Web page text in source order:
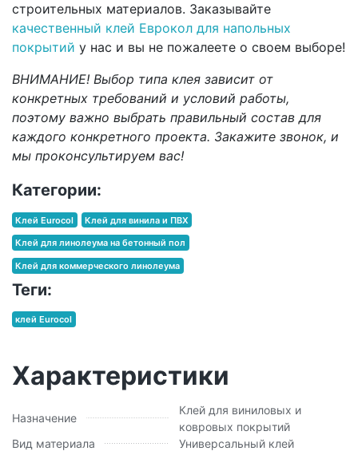
строительных материалов. Заказывайте
качественный клей Еврокол для напольных
покрытий у нас и вы не пожалеете о своем выборе!
ВНИМАНИЕ! Выбор типа клея зависит от
конкретных требований и условий работы,
поэтому важно выбрать правильный состав для
каждого конкретного проекта. Закажите звонок, и
мы проконсультируем вас!
Категории:
Клей Eurocol Клей для винила и ПВХ
Клей для линолеума на бетонный пол
Клей для коммерческого линолеума
Теги:
клей Eurocol
Характеристики
Назначение
Клей для виниловых и
ковровых покрытий
Вид материала
Универсальный клей